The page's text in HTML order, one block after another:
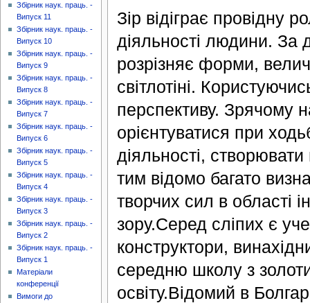
Зір відіграє провідну
діяльності людини.
розрізняє форми,
світлотіні.
перспективу. Зрячому
орієнтуватися при
діяльності,
тим відомо багато
творчих сил в області
зору.Серед сліпих є
конструктори,
середню школу з
освіту.Відомий в
Збірник наук. праць. -
Випуск 11
Збірник наук. праць. -
Випуск 10
Збірник наук. праць. -
Випуск 9
Збірник наук. праць. -
Випуск 8
Збірник наук. праць. -
Випуск 7
Збірник наук. праць. -
Випуск 6
Збірник наук. праць. -
Випуск 5
Збірник наук. праць. -
Випуск 4
Збірник наук. праць. -
Випуск 3
Збірник наук. праць. -
Випуск 2
Збірник наук. праць. -
Випуск 1
Матеріали
конференції
Вимоги до